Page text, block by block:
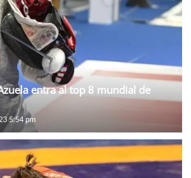
entra al top 8 mundial de
5:54 pm